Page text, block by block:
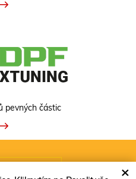
×
pevných částic